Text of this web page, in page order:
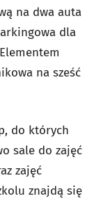
na dwa auta
dla
na sześć
do których
sale do zajęć
zajęć
znajdą się